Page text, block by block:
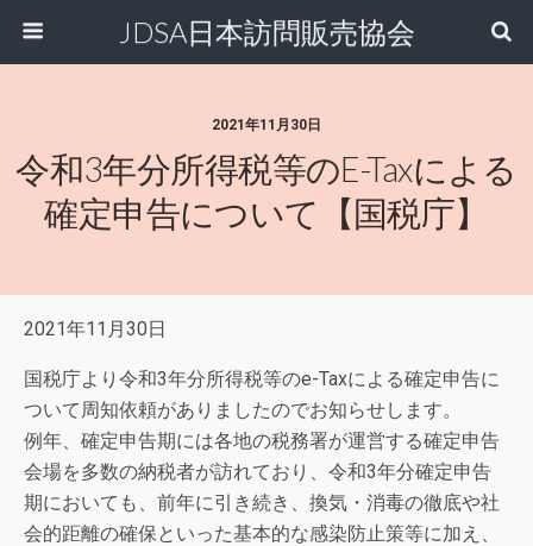
JDSA日本訪問販売協会
2021年11月30日
令和3年分所得税等のe-Taxによる
確定申告について【国税庁】
2021年11月30日
国税庁より令和3年分所得税等のe-Taxによる確定申告に
ついて周知依頼がありましたのでお知らせします。
例年、確定申告期には各地の税務署が運営する確定申告
会場を多数の納税者が訪れており、令和3年分確定申告
期においても、前年に引き続き、換気・消毒の徹底や社
会的距離の確保といった基本的な感染防止策等に加え、